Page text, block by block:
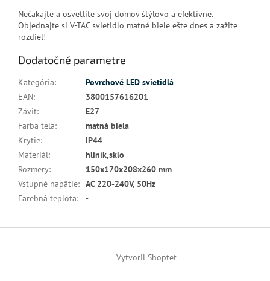
Nečakajte a osvetlite svoj domov štýlovo a efektívne.
Objednajte si V-TAC svietidlo matné biele ešte dnes a zažite
rozdiel!
Dodatočné parametre
Kategória:
Povrchové LED svietidlá
EAN:
3800157616201
Závit:
E27
Farba tela:
matná biela
Krytie:
IP44
Materiál:
hliník,sklo
Rozmery:
150x170x208x260 mm
Vstupné napätie: AC 220-240V, 50Hz
Farebná teplota: -
Vytvoril Shoptet